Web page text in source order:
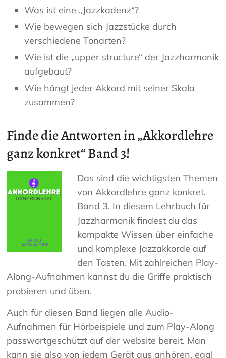
Was ist eine „Jazzkadenz“?
Wie bewegen sich Jazzstücke durch
verschiedene Tonarten?
Wie ist die „upper structure“ der Jazzharmonik
aufgebaut?
Wie hängt jeder Akkord mit seiner Skala
zusammen?
Finde die Antworten in „Akkordlehre
ganz konkret“ Band 3!
Das sind die wichtigsten Themen
von Akkordlehre ganz konkret,
Band 3. In diesem Lehrbuch für
Jazzharmonik findest du das
kompakte Wissen über einfache
und komplexe Jazzakkorde auf
den Tasten. Mit zahlreichen Play-
Along-Aufnahmen kannst du die Griffe praktisch
probieren und üben.
Auch für diesen Band liegen alle Audio-
Aufnahmen für Hörbeispiele und zum Play-Along
passwortgeschützt auf der website bereit. Man
kann sie also von jedem Gerät aus anhören, egal